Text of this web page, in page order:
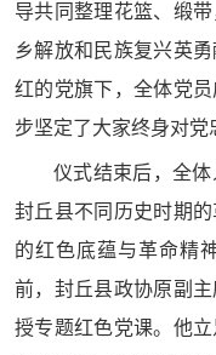
导共同整理花篮、缎
乡解放和民族复兴英
红的党旗下，全体党
步坚定了大家终身对党
仪式结束后，全
封丘县不同历史时期
的红色底蕴与革命精
前，封丘县政协原副
授专题红色党课。他